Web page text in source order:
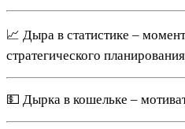
📈 Дыра в статистике –
стратегического
💵 Дырка в кошельке –